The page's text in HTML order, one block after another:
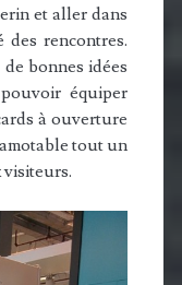
et aller dans
rencontres.
bonnes idées
équiper
à ouverture
tout un